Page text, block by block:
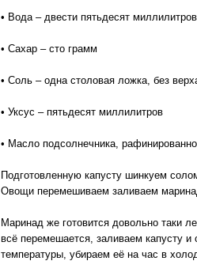
• Вода – двести пятьдесят миллилитров
• Сахар – сто грамм
• Соль – одна столовая ложка, без
• Уксус – пятьдесят миллилитров
• Масло подсолнечника,
Подготовленную капусту шинкуем
Овощи перемешиваем заливаем
Маринад же готовится довольно таки
всё перемешается, заливаем капусту
температуры, убираем её на час в